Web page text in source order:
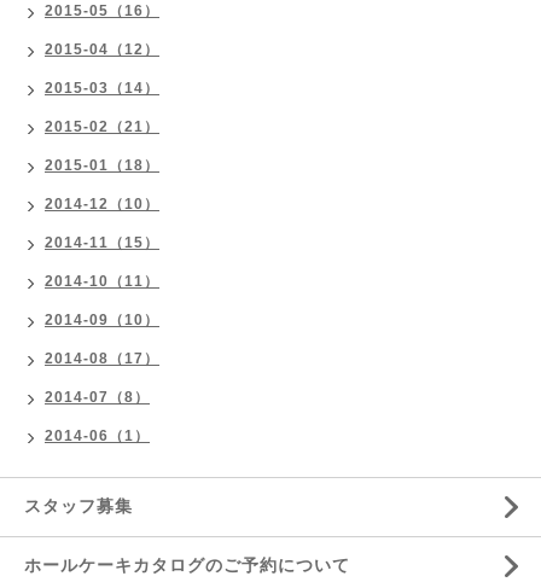
2015-05（16）
2015-04（12）
2015-03（14）
2015-02（21）
2015-01（18）
2014-12（10）
2014-11（15）
2014-10（11）
2014-09（10）
2014-08（17）
2014-07（8）
2014-06（1）
スタッフ募集
ホールケーキカタログのご予約について